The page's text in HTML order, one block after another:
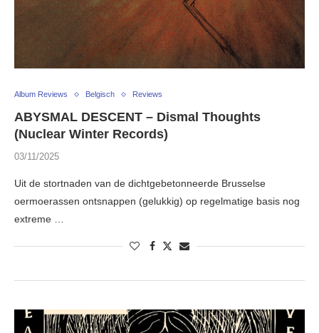
Album Reviews Belgisch Reviews
ABYSMAL DESCENT – Dismal Thoughts
(Nuclear Winter Records)
03/11/2025
Uit de stortnaden van de dichtgebetonneerde Brusselse
oermoerassen ontsnappen (gelukkig) op regelmatige basis nog
extreme …